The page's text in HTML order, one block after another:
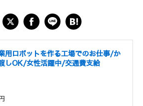
用ロボットを作る工場でのお仕事/か
しOK/女性活躍中/交通費支給